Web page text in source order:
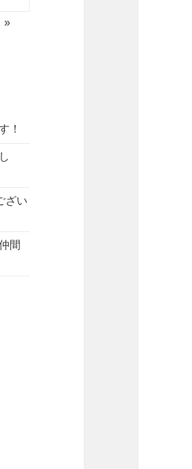
»
！
ざい
間